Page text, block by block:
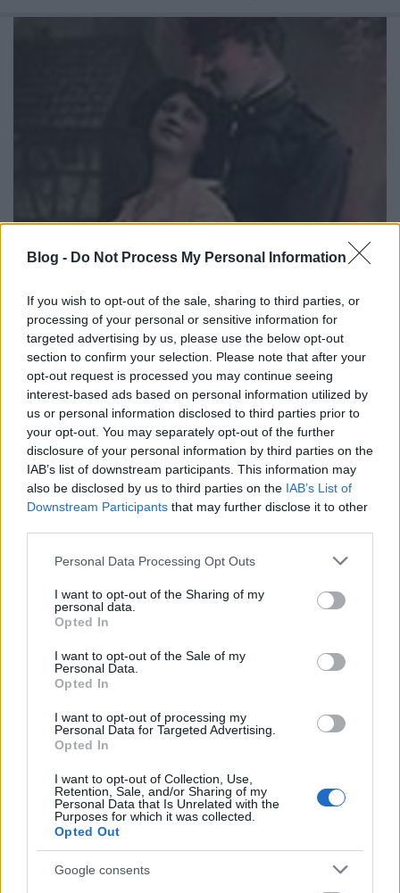
Blog - Do Not Process My Personal Information
If you wish to opt-out of the sale, sharing to third parties, or
processing of your personal or sensitive information for
targeted advertising by us, please use the below opt-out
section to confirm your selection. Please note that after your
opt-out request is processed you may continue seeing
interest-based ads based on personal information utilized by
us or personal information disclosed to third parties prior to
your opt-out. You may separately opt-out of the further
disclosure of your personal information by third parties on the
IAB’s list of downstream participants. This information may
also be disclosed by us to third parties on the IAB’s List of
Downstream Participants that may further disclose it to other
Please note that this website/app uses one or more Google
not limited to your visit or usage behaviour. You may click to
grant or deny consent to Google and its third-party tags to
use your data for below specified purposes in below Google
consent section.
Personal Data Processing Opt Outs
I want to opt-out of the Sharing of my
personal data.
Opted In
I want to opt-out of the Sale of my
Personal Data.
Opted In
I want to opt-out of processing my
Personal Data for Targeted Advertising.
Opted In
I want to opt-out of Collection, Use,
Retention, Sale, and/or Sharing of my
Personal Data that Is Unrelated with the
Purposes for which it was collected.
Opted Out
Google consents
„Boldog korszakot éltem át, tán a
legboldogabb lesz az életemben”
MagyarosiSándor•2022. augusztus 15.
Jakab István első világháborús naplója – 23. rész
Hősünk már-már a békebeli világra emlékeztető
módon él Zimonyban az ezrede pótkereténél: a napi
gyakorlatozás után kijár a városba és Rozikával
találkozgat. A lány szülei sem nézik rossz szemmel a
fiatal katonát, aki egy ebéd alkalmával Rozika…
„A Hunyadi-emléknél ismeretséget
csináltam egy magyar lánnyal”
MagyarosiSándor•2022. augusztus 08.